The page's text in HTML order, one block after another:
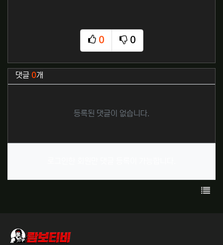
0
추천
0
비추천
관련자료
댓글 0개
등록된 댓글이 없습니다.
목록